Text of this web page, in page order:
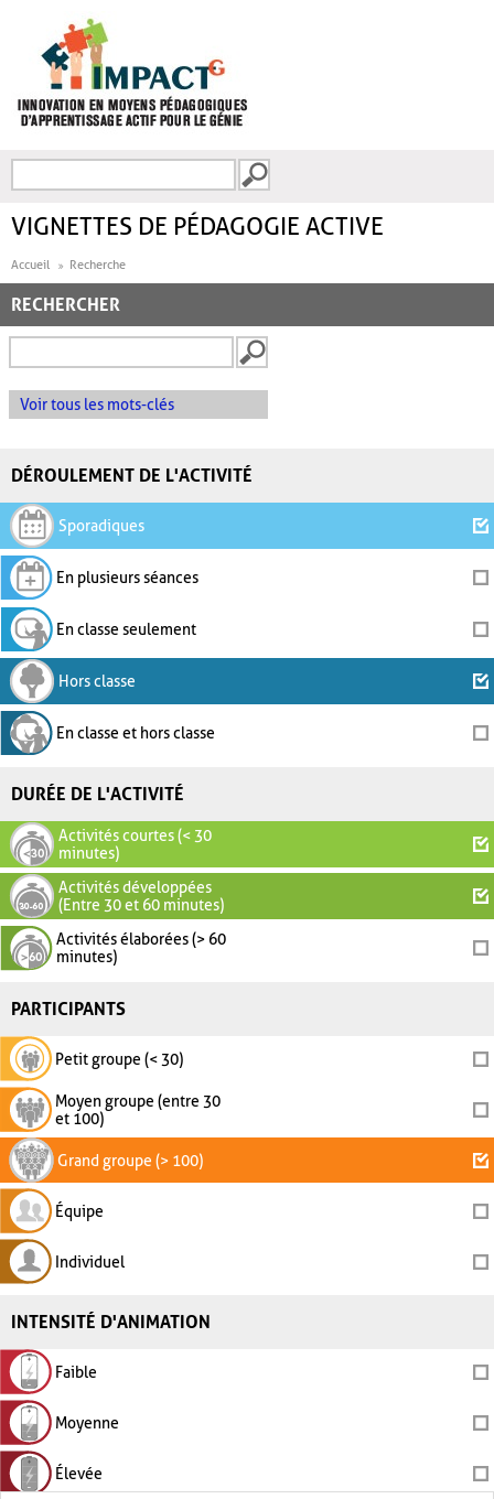
FORMULAIRE DE
VIGNETTES DE PÉDAGOGIE ACTIVE
Accueil Recherche
RECHERCHER
Voir tous les mots-clés
DÉROULEMENT DE L'ACTIVITÉ
Sporadiques
En plusieurs séances
En classe seulement
Hors classe
En classe et hors classe
DURÉE DE L'ACTIVITÉ
Activités courtes (< 30
minutes)
Activités développées
(Entre 30 et 60 minutes)
Activités élaborées (> 60
minutes)
PARTICIPANTS
Petit groupe (< 30)
Moyen groupe (entre 30
et 100)
Grand groupe (> 100)
Équipe
Individuel
INTENSITÉ D'ANIMATION
Faible
Moyenne
Élevée